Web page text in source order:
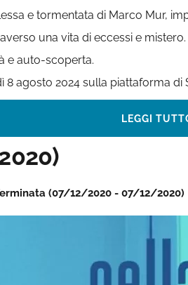
e tormentata di Marco Mur,
una vita di eccessi e
e auto-scoperta.
agosto 2024 sulla piattaforma di
LEGGI
(07/12/2020 - 07/12/2020)